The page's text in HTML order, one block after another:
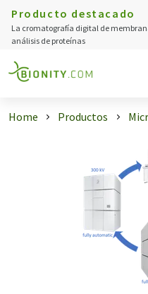
Producto destacado
La cromatografía digital de
análisis de proteínas
Home Productos